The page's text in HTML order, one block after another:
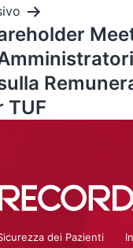
TUF
dei Pazienti